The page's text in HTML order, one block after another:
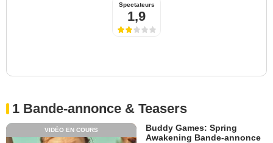
Spectateurs
1,9
1 Bande-annonce & Teasers
VIDÉO EN COURS
Buddy Games: Spring
Awakening Bande-annonce